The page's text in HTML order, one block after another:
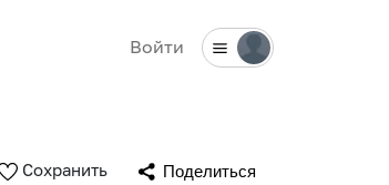
Войти
Сохранить Поделиться